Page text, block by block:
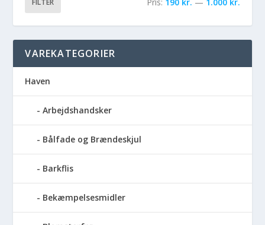
VAREKATEGORIER
Haven
Arbejdshandsker
Bålfade og Brændeskjul
Barkflis
Bekæmpelsesmidler